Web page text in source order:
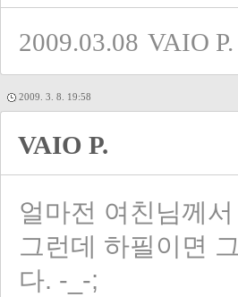
2009.03.08 VAIO P.
2009. 3. 8. 19:58
VAIO P.
얼마전 여친님께
그런데 하필이면
다. -_-;